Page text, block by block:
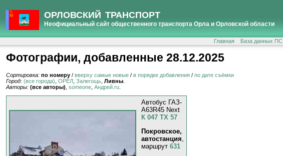
ОРЛОВСКИЙ ТРАНСПОРТ
Неофициальный сайт общественного транспорта Орла и Орловской области
Главная База данных ПС
Фотографии, добавленные 28.12.2025
Сортировка: по номеру / вверху самые новые / в порядке добавления / по дате съёмки
Город: (все города) ОРЁЛ Залегощь Ливны
Авторы: (все авторы) someone Андрей.ru
Автобус ГАЗ-
A63R45 Next
К 047 ТХ 57
Покровское,
автостанция,
маршрут 631